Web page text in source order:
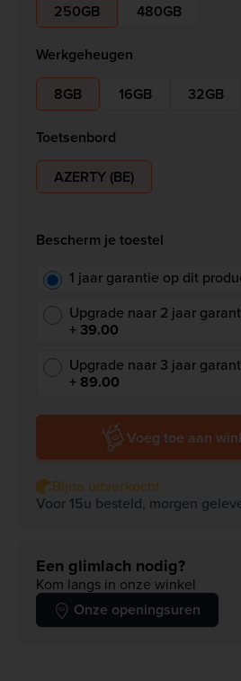
250GB
480GB
Werkgeheugen
8GB
16GB 32GB
Toetsenbord
AZERTY (BE)
Bescherm je toestel
1 jaar garantie op dit
Upgrade naar 2 jaar
+ 39.00
Upgrade naar 3 jaar
+ 89.00
Voeg toe aan
Bijna uitverkocht
Voor 15u besteld, morgen
Een glimlach nodig?
Kom langs in onze winkel
Onze openingsuren